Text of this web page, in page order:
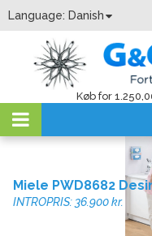
Language: Danish
Køb for
Miele PWD8682
INTROPRIS: 36.900 kr.